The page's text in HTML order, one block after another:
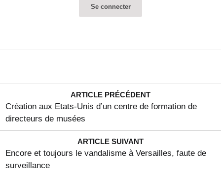
ARTICLE PRÉCÉDENT
Création aux Etats-Unis d’un centre de formation de
directeurs de musées
ARTICLE SUIVANT
Encore et toujours le vandalisme à Versailles, faute de
surveillance